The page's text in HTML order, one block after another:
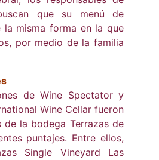
que su menú de
misma forma en la que
por medio de la familia
de Wine Spectator y
Wine Cellar fueron
la bodega Terrazas de
puntajes. Entre ellos,
Single Vineyard Las